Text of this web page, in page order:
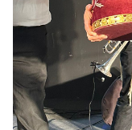
גם סגני ראש העיר
העירייה אזי לוי.